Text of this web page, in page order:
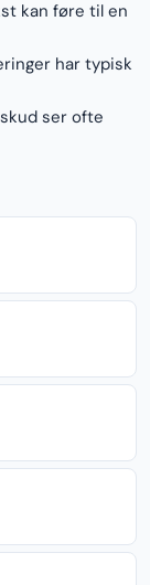
kan føre til en
har typisk
ser ofte